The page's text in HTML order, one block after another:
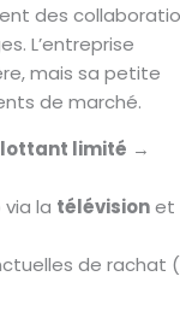
des
L’entreprise
mais sa petite
de marché.
limité →
la télévisionet
de rachat